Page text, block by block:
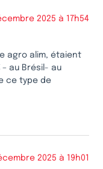
2025 à 17h54
agro alim, étaient
au Brésil- au
ce type de
2025 à 19h01